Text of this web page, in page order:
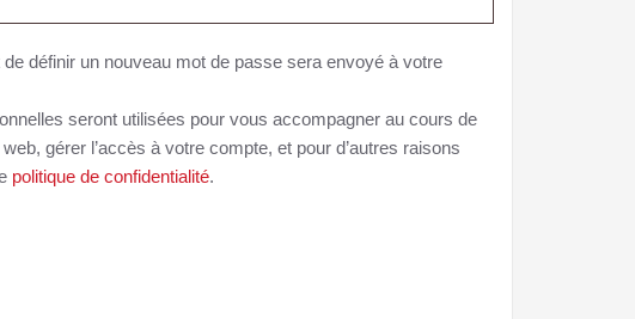
définir un nouveau mot de passe sera envoyé à votre
seront utilisées pour vous accompagner au cours de
gérer l’accès à votre compte, et pour d’autres raisons
politique de confidentialité.